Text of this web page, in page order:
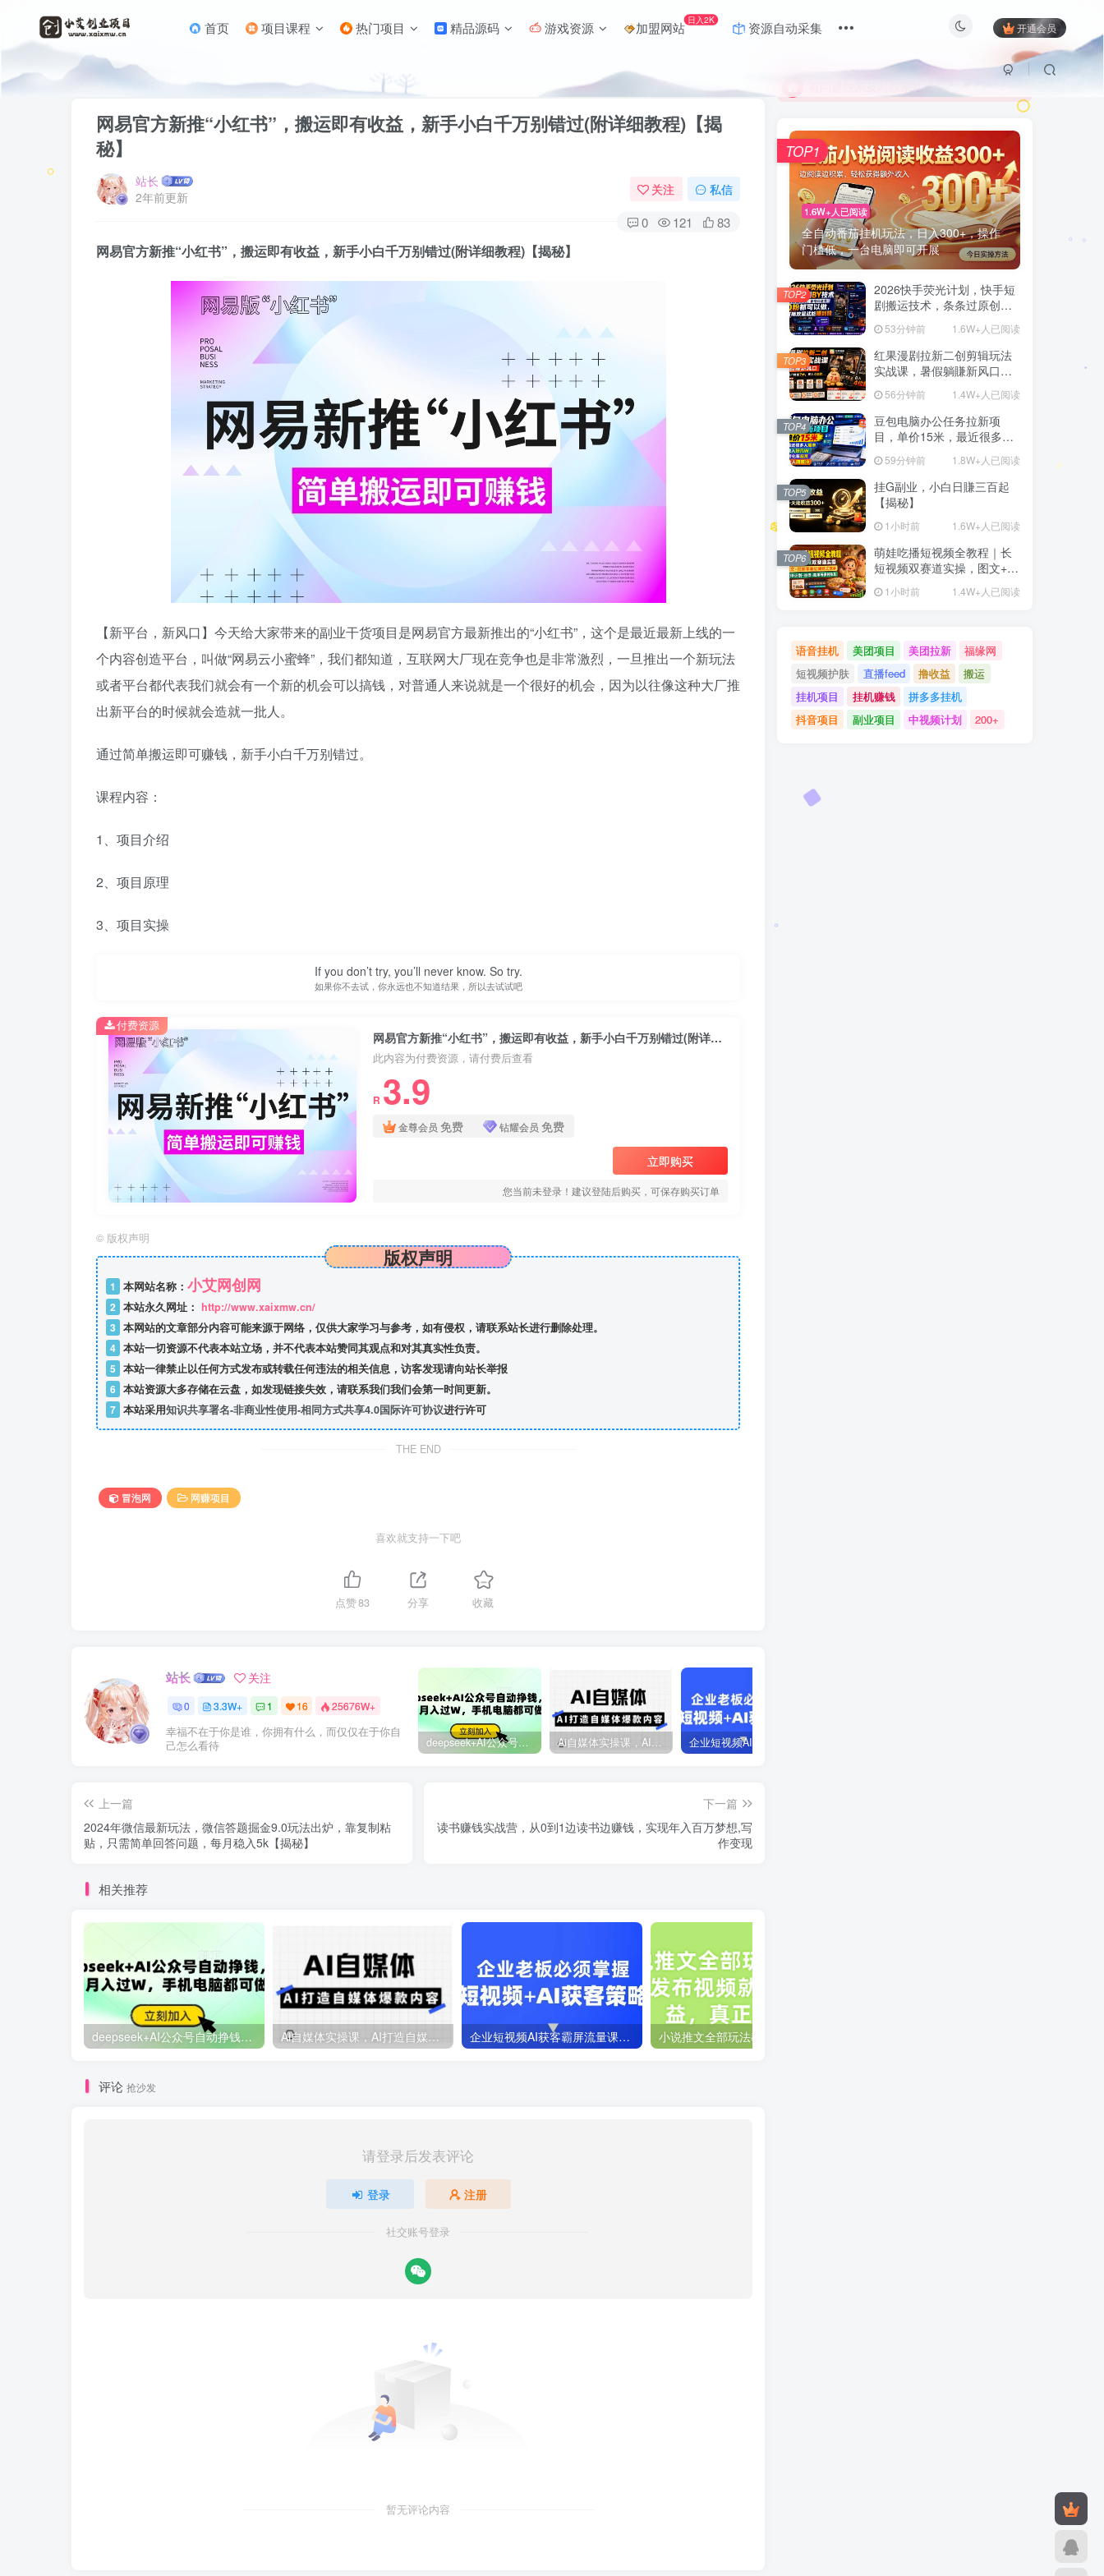
首页 项目课程 热门项目 精品源码 游戏资源 加盟网站 日入2K 资源自动采集 开通会员
首页 网赚项目 正文
网易官方新推“小红书”，搬运即有收益，新手小白千万别错过(附详细教程)【揭
秘】
站长
2年前更新
关注 私信
0 121 83
网易官方新推“小红书”，搬运即有收益，新手小白千万别错过(附详细教程)【揭秘】
【新平台，新风口】今天给大家带来的副业干货项目是网易官方最新推出的“小红书”，这个是最近最新上线的一
个内容创造平台，叫做“网易云小蜜蜂”，我们都知道，互联网大厂现在竞争也是非常激烈，一旦推出一个新玩法
或者平台都代表我们就会有一个新的机会可以搞钱，对普通人来说就是一个很好的机会，因为以往像这种大厂推
出新平台的时候就会造就一批人。
通过简单搬运即可赚钱，新手小白千万别错过。
课程内容：
1、项目介绍
2、项目原理
3、项目实操
If you don’t try, you’ll never know. So try.
如果你不去试，你永远也不知道结果，所以去试试吧
网易官方新推“小红书”，搬运即有收益，新手小白千万别错过(附详细教程)【揭秘】
此内容为付费资源，请付费后查看
R 3.9
金尊会员 免费 钻耀会员 免费
立即购买
您当前未登录！建议登陆后购买，可保存购买订单
付费资源
© 版权声明
版权声明
1 本网站名称： 小艾网创网
2 本站永久网址： http://www.xaixmw.cn/
3 本网站的文章部分内容可能来源于网络，仅供大家学习与参考，如有侵权，请联系站长进行删除处理。
4 本站一切资源不代表本站立场，并不代表本站赞同其观点和对其真实性负责。
5 本站一律禁止以任何方式发布或转载任何违法的相关信息，访客发现请向站长举报
6 本站资源大多存储在云盘，如发现链接失效，请联系我们我们会第一时间更新。
7 本站采用知识共享署名-非商业性使用-相同方式共享4.0国际许可协议进行许可
THE END
冒泡网 网赚项目
喜欢就支持一下吧
点赞83 分享 收藏
站长 关注
0 3.3W+ 1 16 25676W+
幸福不在于你是谁，你拥有什么，而仅仅在于你自
己怎么看待
deepseek+AI公众号自动挣钱，轻松月入过W，手机电脑都可做 Ai自媒体实操课，AI打造自媒体爆款内容
上一篇
2024年微信最新玩法，微信答题掘金9.0玩法出炉，靠复制粘
贴，只需简单回答问题，每月稳入5k【揭秘】
下一篇
读书赚钱实战营，从0到1边读书边赚钱，实现年入百万梦想,写
作变现
相关推荐
deepseek+AI公众号自动挣钱，轻松月入过W，手机电脑都可做 Ai自媒体实操课，AI打造自媒体爆款内容 企业短视频AI获客霸屏流量课，6步短视频+AI突围法，3大霸屏抢客策略
评论 抢沙发
请登录后发表评论
登录 注册
社交账号登录
暂无评论内容
有问题联系及时联系站长
限时活动；目前月卡只需6.8元
有问题联系及时联系站长
1.6W+人已阅读
全自动番茄挂机玩法，日入300+，操作
门槛低，一台电脑即可开展
TOP1
2026快手荧光计划，快手短
剧搬运技术，条条过原创，
播放量就能賺到钱
53分钟前 1.6W+人已阅读
TOP2
红果漫剧拉新二创剪辑玩法
实战课，暑假躺賺新风口，
单个新用户佣金7米，日入4
位数(更新0808)
56分钟前 1.4W+人已阅读
TOP3
豆包电脑办公任务拉新项
目，单价15米，最近很多人
爆单，收入好几W，转化率
超高，达人闭眼冲！(更新
0808)
59分钟前 1.8W+人已阅读
TOP4
挂G副业，小白日賺三百起
【揭秘】
1小时前 1.6W+人已阅读
TOP5
萌娃吃播短视频全教程｜长
短视频双赛道实操，图文+视
频零基础保姆式教学，伙伴
计划-收徒-商单等多种变现方
1小时前 1.4W+人已阅读
TOP6
语音挂机 美团项目 美团拉新
福缘网
短视频护肤
直播feed 撸收益
搬运
挂机项目
挂机赚钱
拼多多挂机
抖音项目
副业项目 中视频计划 200+